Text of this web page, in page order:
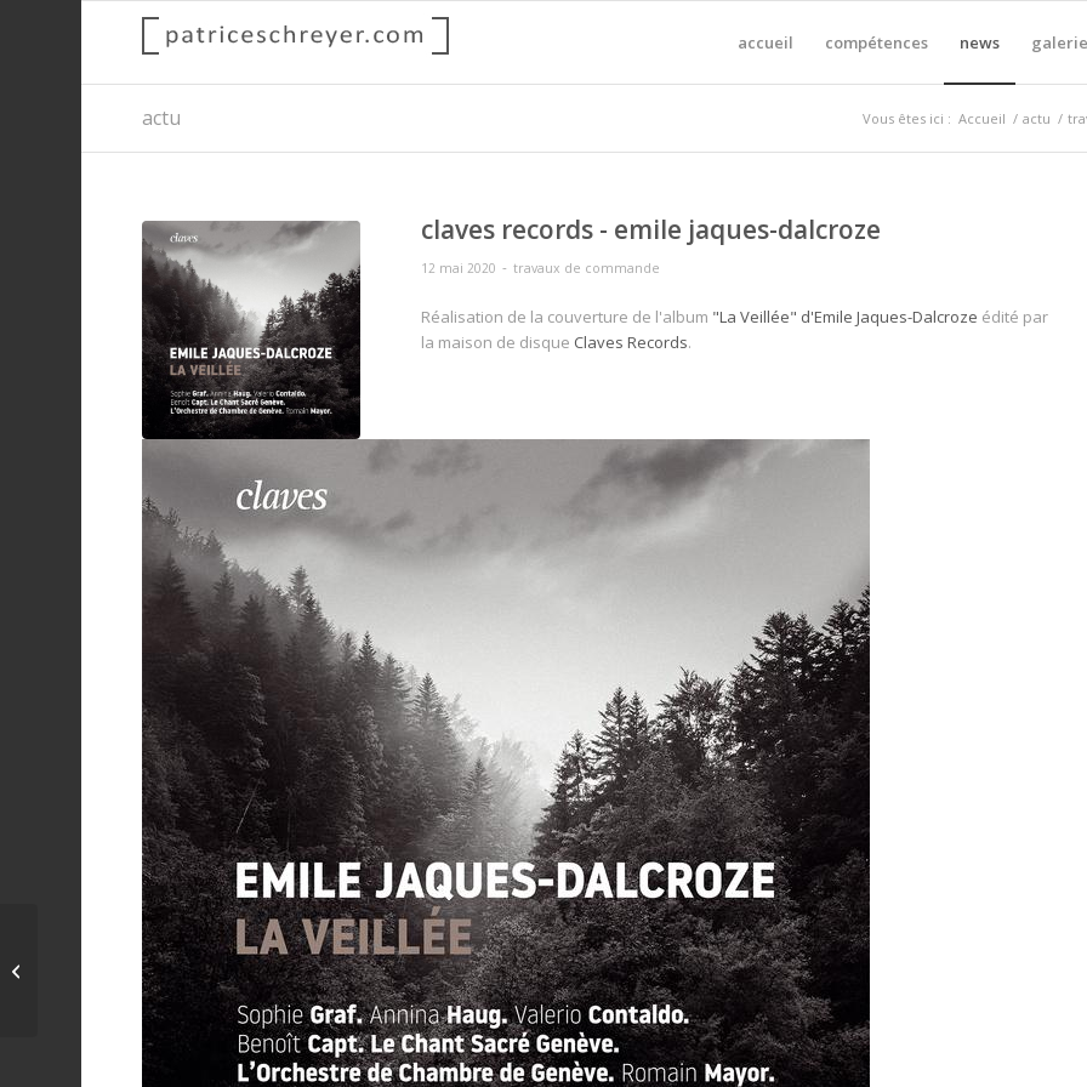
accueil compétences news
actu Vous êtes ici : Accueil / actu /
claves records - emile jaques-dalcroze
12 mai 2020 - travaux de commande
Réalisation de la couverture de l'album "La Veillée" d'Emile Jaques-Dalcroze édité par
la maison de disque Claves Records.
lundi 13 - covid-19